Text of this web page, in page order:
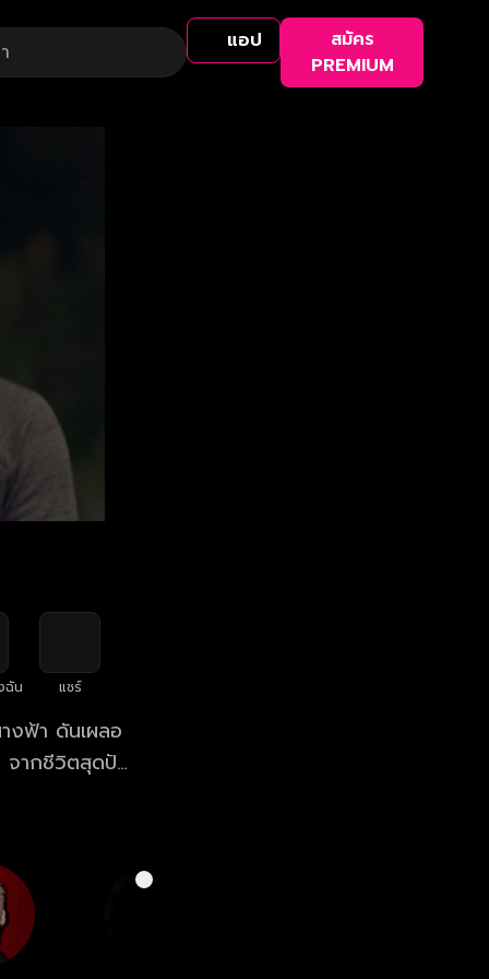
แอป
สมัคร
PREMIUM
ฉัน แชร์
งฟ้า ดันเผลอ
จากชีวิตสุดปัง
มคืน ทาง